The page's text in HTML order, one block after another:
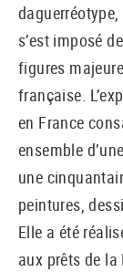
s’est imposé
figures
française.
en France
ensemble
une
peintures,
Elle a été
aux prêts de la